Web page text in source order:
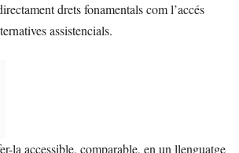
drets fonamentals com l’accés
assistencials.
la accessible, comparable, en un llenguatge